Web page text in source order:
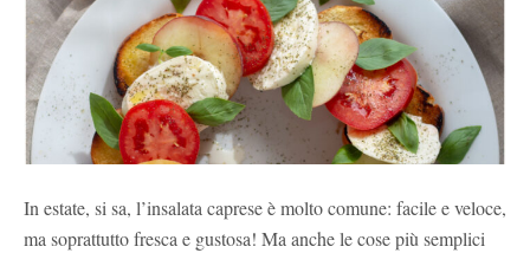
In estate, si sa, l’insalata caprese è molto comune: facile e veloce,
ma soprattutto fresca e gustosa! Ma anche le cose più semplici